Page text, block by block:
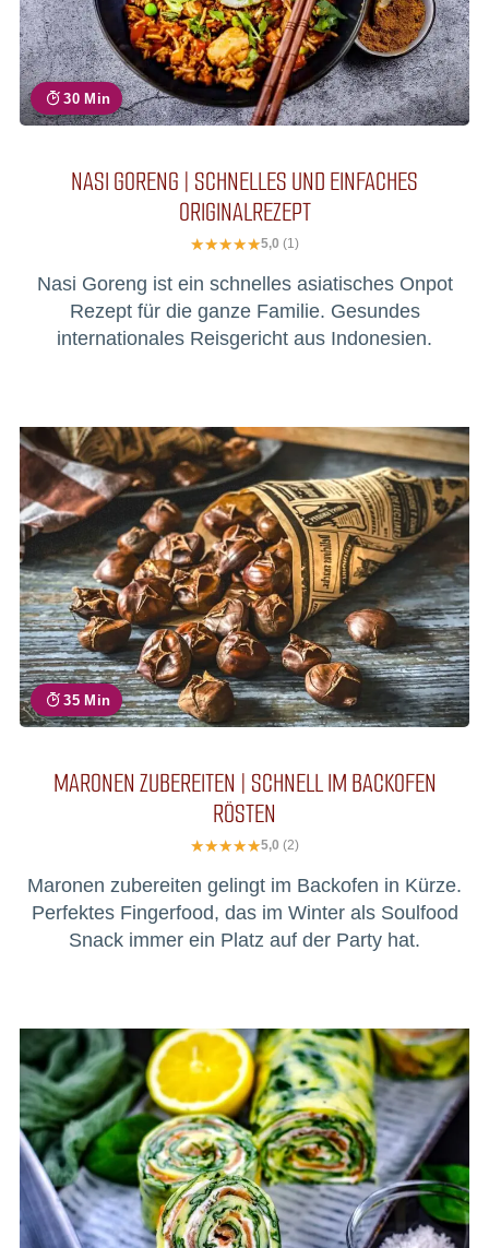
30 Min
NASI GORENG | SCHNELLES UND EINFACHES
ORIGINALREZEPT
5,0 (1)
Nasi Goreng ist ein schnelles asiatisches Onpot
Rezept für die ganze Familie. Gesundes
internationales Reisgericht aus Indonesien.
35 Min
MARONEN ZUBEREITEN | SCHNELL IM BACKOFEN
RÖSTEN
5,0 (2)
Maronen zubereiten gelingt im Backofen in Kürze.
Perfektes Fingerfood, das im Winter als Soulfood
Snack immer ein Platz auf der Party hat.